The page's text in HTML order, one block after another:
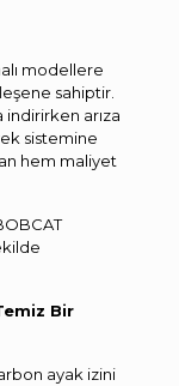
modellere
sahiptir.
indirirken arıza
sistemine
hem maliyet
Bir
ayak izini